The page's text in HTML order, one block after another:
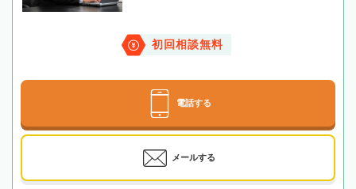
初回相談無料
電話する
メールする